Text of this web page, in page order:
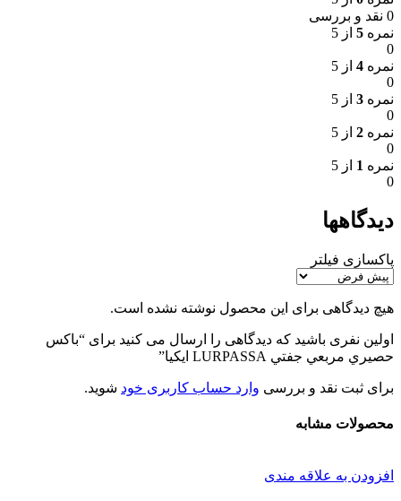
0 نقد و بررسی
نمره 5 از 5
0
نمره 4 از 5
0
نمره 3 از 5
0
نمره 2 از 5
0
نمره 1 از 5
0
دیدگاهها
پاکسازی فیلتر
هیچ دیدگاهی برای این محصول نوشته نشده است.
اولین نفری باشید که دیدگاهی را ارسال می کنید برای “باكس
حصيري مربعي جفتي LURPASSA ايكيا”
برای ثبت نقد و بررسی وارد حساب کاربری خود شوید.
محصولات مشابه
افزودن به علاقه مندی